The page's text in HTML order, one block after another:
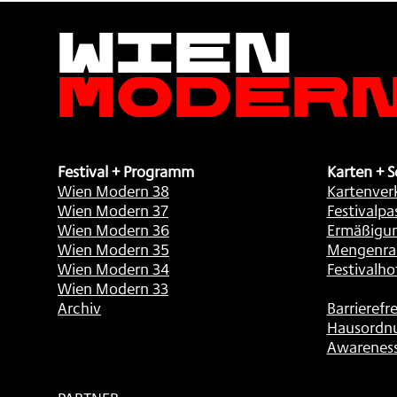
Wien
Festival + Programm
Wien Modern 38
Wien Modern 37
Wien Modern 36
Wien Modern 35
Wien Modern 34
Wien Modern 33
Archiv
Karten +